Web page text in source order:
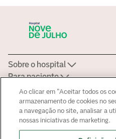
Fale Conosco
Agendamento:+ 55 11 4020-
Sobre o hospital
Para paciente
Área do médico
Fale Conosco
Ao clicar em "Aceitar todos os
armazenamento de cookies no
a navegação no site, analisar a
nossas iniciativas de marketing.